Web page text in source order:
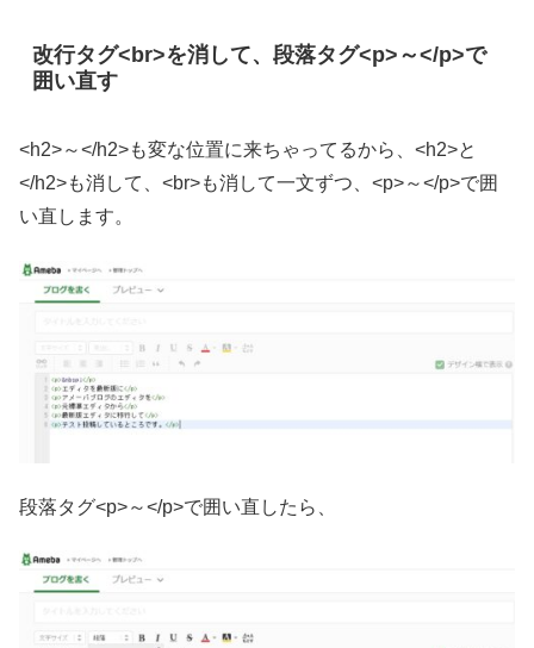
改行タグ<br>を消して、段落タグ<p>～</p>で
囲い直す
<h2>～</h2>も変な位置に来ちゃってるから、<h2>と
</h2>も消して、<br>も消して一文ずつ、<p>～</p>で囲
い直します。
段落タグ<p>～</p>で囲い直したら、